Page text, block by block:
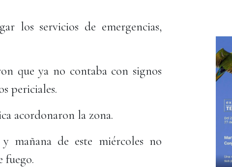
los servicios de emergencias,
que ya no contaba con signos
periciales.
acordonaron la zona.
mañana de este miércoles no
fuego.